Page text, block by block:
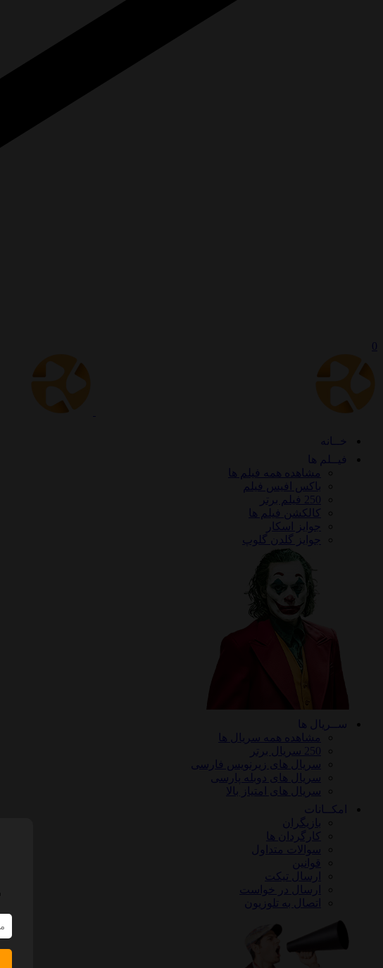
0
خــانه
فیــلم ها
مشاهده همه فیلم ها
باکس افیس فیلم
250 فیلم برتر
کالکشن فیلم ها
جوایز اسکار
جوایز گلدن گلوپ
ســریال ها
مشاهده همه سریال ها
250 سریال برتر
سریال های زیرنویس فارسی
سریال های دوبله پارسی
سریال های امتیاز بالا
امکــانات
بازیگران
کارگردان ها
سوالات متداول
قوانین
ارسال تیکت
ارسال در خواست
اتصال به تلوزیون